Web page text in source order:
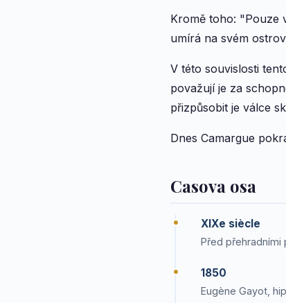
Kromě toho: "Pouze
umírá na svém
V této souvislosti
považují je za
přizpůsobit je válce
Dnes Camargue
Casova osa
XIXe siècle
Před přehradními
1850
Eugène Gayot,